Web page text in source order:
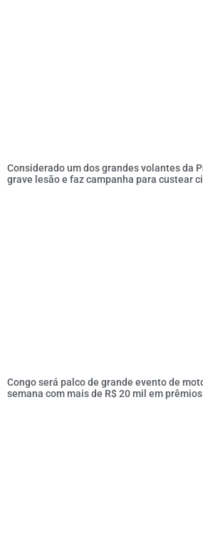
Considerado um dos grandes volantes da
grave lesão e faz campanha para custear
Congo será palco de grande evento de
semana com mais de R$ 20 mil em prêmios